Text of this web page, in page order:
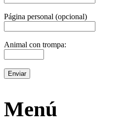
Página personal (opcional)
Animal con trompa:
Menú